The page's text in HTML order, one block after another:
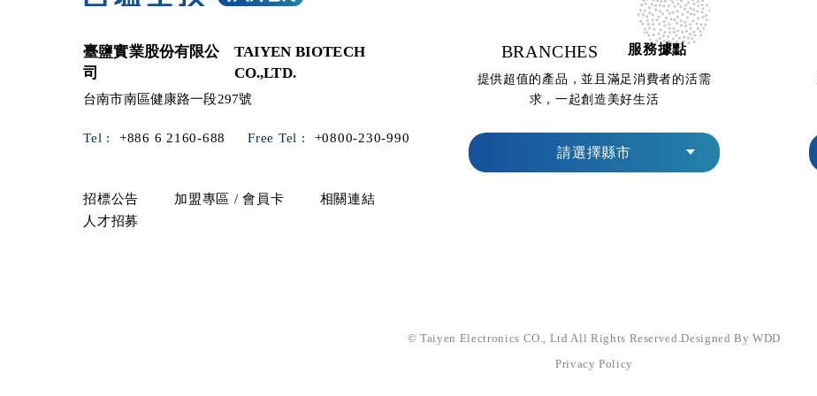
臺鹽實業股份有限公
司
TAIYEN BIOTECH
CO.,LTD.
台南市南區健康路一段297號
Tel : +886 6 2160-688 Free Tel : +0800-230-990
招標公告 加盟專區 / 會員卡
相關連結
人才招募
BRANCHES 服務據點
提供超值的產品，並且滿足消費者的活需
求，一起創造美好生活
請選擇縣市
© Taiyen Electronics CO., Ltd All Rights Reserved.Designed By WDD
Privacy Policy